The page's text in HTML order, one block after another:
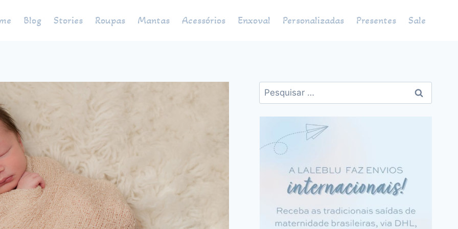
Blog Stories Roupas Mantas Acessórios Enxoval Personalizadas Presentes Sale
Pesquisar
por: